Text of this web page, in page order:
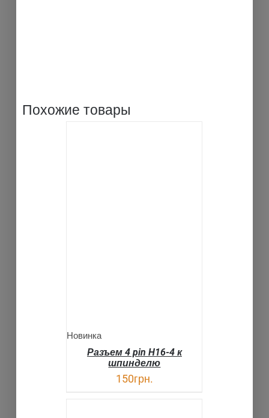
Похожие товары
Новинка
Разъем 4 pin H16-4 к
шпинделю
150грн.